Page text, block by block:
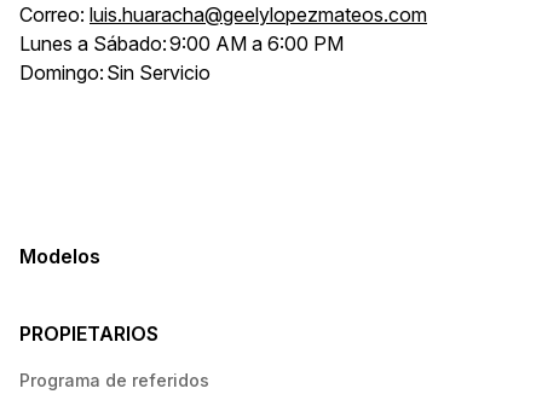
Correo: luis.huaracha@geelylopezmateos.com
Lunes a Sábado:9:00 AM a 6:00 PM
Domingo: Sin Servicio
Modelos
PROPIETARIOS
Programa de referidos